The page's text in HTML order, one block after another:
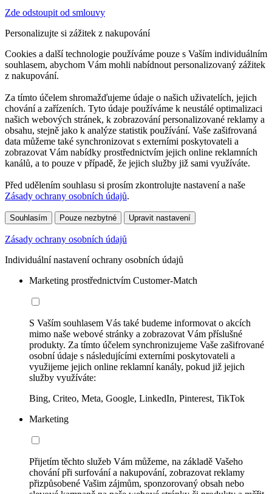
Zde odstoupit od smlouvy
Personalizujte si zážitek z nakupování
Cookies a další technologie používáme pouze s Vaším individuálním
souhlasem, abychom Vám mohli nabídnout personalizovaný zážitek
z nakupování.
Za tímto účelem shromažďujeme údaje o našich uživatelích, jejich
chování a zařízeních. Tyto údaje používáme k neustálé optimalizaci
našich webových stránek, k zobrazování personalizované reklamy a
obsahu, stejně jako k analýze statistik používání. Vaše zašifrovaná
data můžeme také synchronizovat s externími poskytovateli a
zobrazovat Vám nabídky prostřednictvím jejich online reklamních
kanálů, a to pouze v případě, že jejich služby již sami využíváte.
Před udělením souhlasu si prosím zkontrolujte nastavení a naše
Zásady ochrany osobních údajů.
Souhlasím Pouze nezbytné Upravit nastavení
Zásady ochrany osobních údajů
Individuální nastavení ochrany osobních údajů
Marketing prostřednictvím Customer-Match
S Vaším souhlasem Vás také budeme informovat o akcích
mimo naše webové stránky a zobrazovat Vám příslušné
produkty. Za tímto účelem synchronizujeme Vaše zašifrované
osobní údaje s následujícími externími poskytovateli a
využijeme jejich online reklamní kanály, pokud již jejich
služby využíváte:
Bing, Criteo, Meta, Google, LinkedIn, Pinterest, TikTok
Marketing
Přijetím těchto služeb Vám můžeme, na základě Vašeho
chování při surfování a nakupování, zobrazovat reklamy
přizpůsobené Vašim zájmům, sponzorovaný obsah nebo